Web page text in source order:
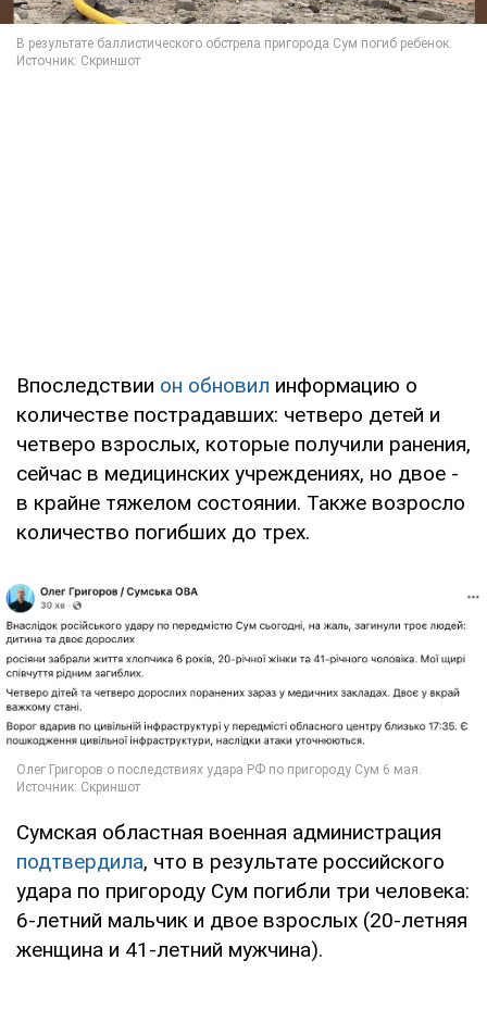
Впоследствии он обновил информацию о
количестве пострадавших: четверо детей и
четверо взрослых, которые получили ранения,
сейчас в медицинских учреждениях, но двое -
в крайне тяжелом состоянии. Также возросло
количество погибших до трех.
Сумская областная военная администрация
подтвердила, что в результате российского
удара по пригороду Сум погибли три человека:
6-летний мальчик и двое взрослых (20-летняя
женщина и 41-летний мужчина).